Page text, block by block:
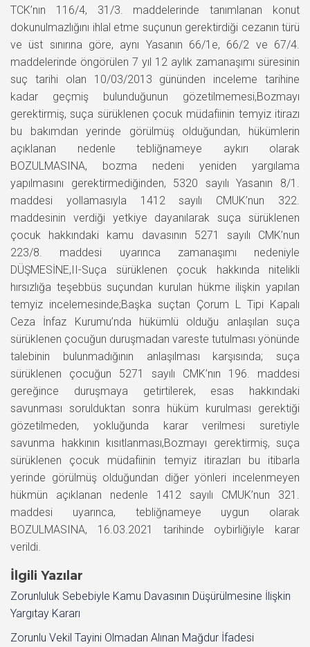
TCK’nın 116/4, 31/3. maddelerinde tanımlanan konut
dokunulmazlığını ihlal etme suçunun gerektirdiği cezanın türü
ve üst sınırına göre, aynı Yasanın 66/1e, 66/2 ve 67/4.
maddelerinde öngörülen 7 yıl 12 aylık zamanaşımı süresinin
suç tarihi olan 10/03/2013 gününden inceleme tarihine
kadar geçmiş bulunduğunun gözetilmemesi,Bozmayı
gerektirmiş, suça sürüklenen çocuk müdafiinin temyiz itirazı
bu bakımdan yerinde görülmüş olduğundan, hükümlerin
açıklanan nedenle tebliğnameye aykırı olarak
BOZULMASINA, bozma nedeni yeniden yargılama
yapılmasını gerektirmediğinden, 5320 sayılı Yasanın 8/1.
maddesi yollamasıyla 1412 sayılı CMUK’nun 322.
maddesinin verdiği yetkiye dayanılarak suça sürüklenen
çocuk hakkındaki kamu davasının 5271 sayılı CMK’nun
223/8. maddesi uyarınca zamanaşımı nedeniyle
DÜŞMESİNE,II-Suça sürüklenen çocuk hakkında nitelikli
hırsızlığa teşebbüs suçundan kurulan hükme ilişkin yapılan
temyiz incelemesinde;Başka suçtan Çorum L Tipi Kapalı
Ceza İnfaz Kurumu’nda hükümlü olduğu anlaşılan suça
sürüklenen çocuğun duruşmadan vareste tutulması yönünde
talebinin bulunmadığının anlaşılması karşısında; suça
sürüklenen çocuğun 5271 sayılı CMK’nın 196. maddesi
gereğince duruşmaya getirtilerek, esas hakkındaki
savunması sorulduktan sonra hüküm kurulması gerektiği
gözetilmeden, yokluğunda karar verilmesi suretiyle
savunma hakkının kısıtlanması,Bozmayı gerektirmiş, suça
sürüklenen çocuk müdafiinin temyiz itirazları bu itibarla
yerinde görülmüş olduğundan diğer yönleri incelenmeyen
hükmün açıklanan nedenle 1412 sayılı CMUK’nun 321.
maddesi uyarınca, tebliğnameye uygun olarak
BOZULMASINA, 16.03.2021 tarihinde oybirliğiyle karar
verildi.
İlgili Yazılar
Zorunluluk Sebebiyle Kamu Davasının Düşürülmesine İlişkin
Yargıtay Kararı
Zorunlu Vekil Tayini Olmadan Alınan Mağdur İfadesi